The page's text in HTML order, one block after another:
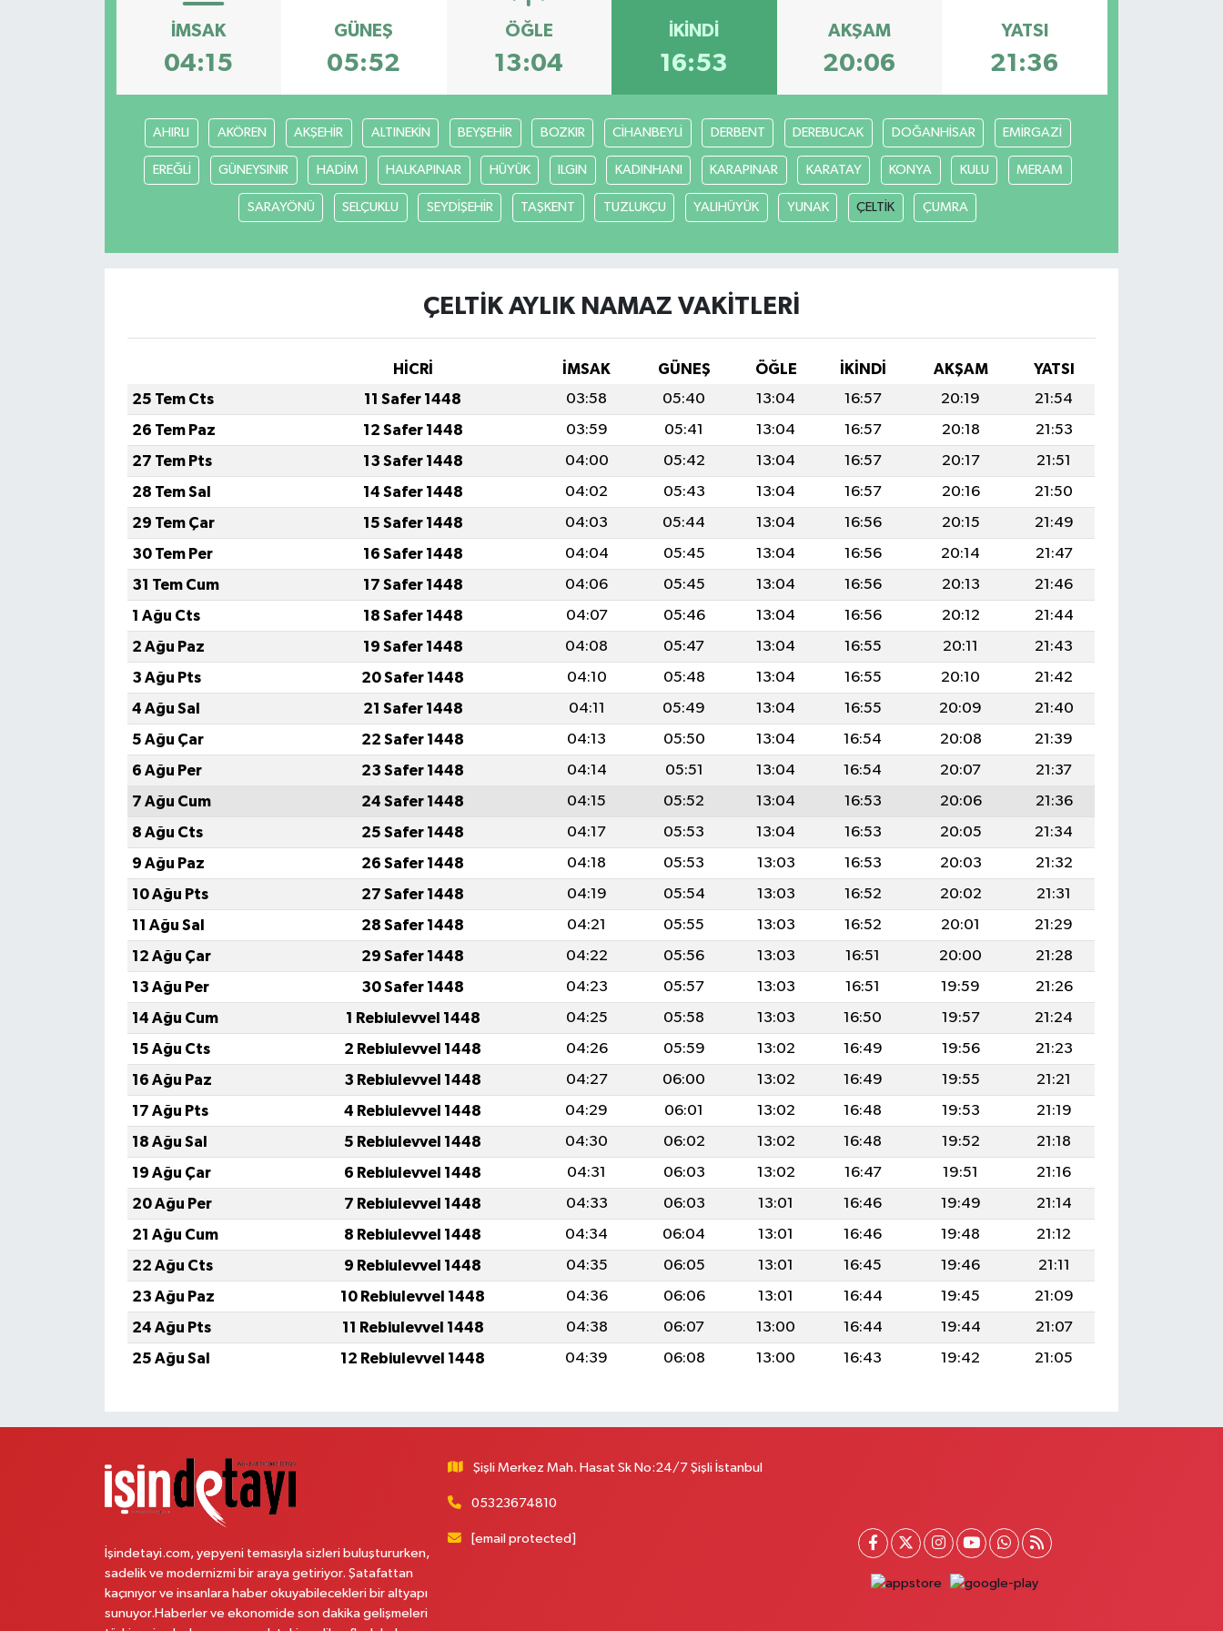
İMSAK
04:15
GÜNEŞ
05:52
ÖĞLE
13:04
İKINDI
16:53
AKŞAM
20:06
YATSI
21:36
AHIRLI AKÖREN AKŞEHİR ALTINEKİN BEYŞEHİR BOZKIR CİHANBEYLİ DERBENT DEREBUCAK DOĞANHİSAR EMİRGAZİ
EREĞLİ GÜNEYSINIR HADİM HALKAPINAR HÜYÜK ILGIN KADINHANI KARAPINAR KARATAY KONYA KULU MERAM
SARAYÖNÜ SELÇUKLU SEYDİŞEHİR TAŞKENT TUZLUKÇU YALIHÜYÜK YUNAK ÇELTİK ÇUMRA
ÇELTİK AYLIK NAMAZ VAKITLERI
HİCRİ İMSAK GÜNEŞ ÖĞLE İKINDI AKŞAM
YATSI
25 Tem Cts
11 Safer 1448 03:58 05:40 13:04 16:57 20:19
21:54
26 Tem Paz
12 Safer 1448 03:59 05:41 13:04 16:57 20:18
21:53
27 Tem Pts
13 Safer 1448 04:00 05:42 13:04 16:57 20:17
21:51
28 Tem Sal
14 Safer 1448 04:02 05:43 13:04 16:57 20:16
21:50
29 Tem Çar
15 Safer 1448 04:03 05:44 13:04 16:56 20:15
21:49
30 Tem Per
16 Safer 1448 04:04 05:45 13:04 16:56 20:14
21:47
31 Tem Cum
17 Safer 1448 04:06 05:45 13:04 16:56 20:13
21:46
1 Ağu Cts
18 Safer 1448 04:07 05:46 13:04 16:56 20:12
21:44
2 Ağu Paz
19 Safer 1448 04:08 05:47 13:04 16:55 20:11
21:43
3 Ağu Pts
20 Safer 1448 04:10 05:48 13:04 16:55 20:10
21:42
4 Ağu Sal
21 Safer 1448 04:11 05:49 13:04 16:55 20:09
21:40
5 Ağu Çar
22 Safer 1448 04:13 05:50 13:04 16:54 20:08
21:39
6 Ağu Per
23 Safer 1448 04:14 05:51 13:04 16:54 20:07
21:37
7 Ağu Cum
24 Safer 1448 04:15 05:52 13:04 16:53 20:06
21:36
8 Ağu Cts
25 Safer 1448 04:17 05:53 13:04 16:53 20:05
21:34
9 Ağu Paz
26 Safer 1448 04:18 05:53 13:03 16:53 20:03
21:32
10 Ağu Pts
27 Safer 1448 04:19 05:54 13:03 16:52 20:02
21:31
11 Ağu Sal
28 Safer 1448 04:21 05:55 13:03 16:52 20:01
21:29
12 Ağu Çar
29 Safer 1448 04:22 05:56 13:03 16:51 20:00
21:28
13 Ağu Per
30 Safer 1448 04:23 05:57 13:03 16:51 19:59
21:26
14 Ağu Cum
1 Rebiulevvel 1448 04:25 05:58 13:03 16:50 19:57
21:24
15 Ağu Cts
2 Rebiulevvel 1448 04:26 05:59 13:02 16:49 19:56
21:23
16 Ağu Paz
3 Rebiulevvel 1448 04:27 06:00 13:02 16:49 19:55
21:21
17 Ağu Pts
4 Rebiulevvel 1448 04:29 06:01 13:02 16:48 19:53
21:19
18 Ağu Sal
5 Rebiulevvel 1448 04:30 06:02 13:02 16:48 19:52
21:18
19 Ağu Çar
6 Rebiulevvel 1448 04:31 06:03 13:02 16:47 19:51
21:16
20 Ağu Per
7 Rebiulevvel 1448 04:33 06:03 13:01 16:46 19:49
21:14
21 Ağu Cum
8 Rebiulevvel 1448 04:34 06:04 13:01 16:46 19:48
21:12
22 Ağu Cts
9 Rebiulevvel 1448 04:35 06:05 13:01 16:45 19:46
21:11
23 Ağu Paz
10 Rebiulevvel 1448 04:36 06:06 13:01 16:44 19:45
21:09
24 Ağu Pts
11 Rebiulevvel 1448 04:38 06:07 13:00 16:44 19:44
21:07
25 Ağu Sal
12 Rebiulevvel 1448 04:39 06:08 13:00 16:43 19:42 21:05
İşindetayi.com, yepyeni temasıyla sizleri buluştururken,
sadelik ve modernizmi bir araya getiriyor. Şatafattan
kaçınıyor ve insanlara haber okuyabilecekleri bir altyapı
sunuyor.Haberler ve ekonomide son dakika gelişmeleri
Şişli Merkez Mah. Hasat Sk No:24/7 Şişli İstanbul
05323674810
[email protected]
SON DAKİKA